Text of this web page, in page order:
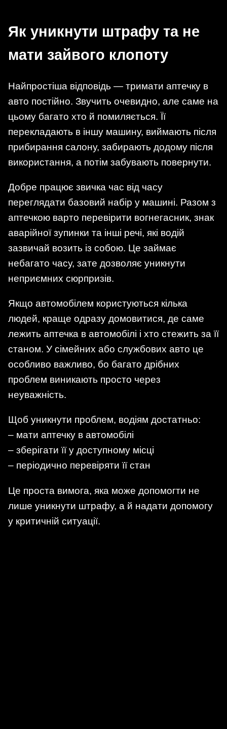
Як уникнути штрафу та не
мати зайвого клопоту
Найпростіша відповідь — тримати аптечку в
авто постійно. Звучить очевидно, але саме на
цьому багато хто й помиляється. Її
перекладають в іншу машину, виймають після
прибирання салону, забирають додому після
використання, а потім забувають повернути.
Добре працює звичка час від часу
переглядати базовий набір у машині. Разом з
аптечкою варто перевірити вогнегасник, знак
аварійної зупинки та інші речі, які водій
зазвичай возить із собою. Це займає
небагато часу, зате дозволяє уникнути
неприємних сюрпризів.
Якщо автомобілем користуються кілька
людей, краще одразу домовитися, де саме
лежить аптечка в автомобілі і хто стежить за її
станом. У сімейних або службових авто це
особливо важливо, бо багато дрібних
проблем виникають просто через
неуважність.
Щоб уникнути проблем, водіям достатньо:
– мати аптечку в автомобілі
– зберігати її у доступному місці
– періодично перевіряти її стан
Це проста вимога, яка може допомогти не
лише уникнути штрафу, а й надати допомогу
у критичній ситуації.